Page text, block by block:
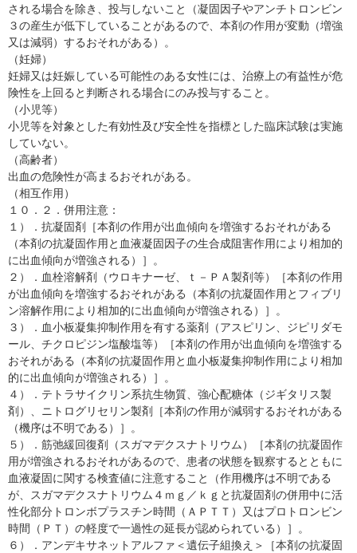
される場合を除き、投与しないこと（凝固因子やアンチトロンビン
３の産生が低下していることがあるので、本剤の作用が変動（増強
又は減弱）するおそれがある）。
（妊婦）
妊婦又は妊娠している可能性のある女性には、治療上の有益性が危
険性を上回ると判断される場合にのみ投与すること。
（小児等）
小児等を対象とした有効性及び安全性を指標とした臨床試験は実施
していない。
（高齢者）
出血の危険性が高まるおそれがある。
（相互作用）
１０．２．併用注意：
１）．抗凝固剤［本剤の作用が出血傾向を増強するおそれがある
（本剤の抗凝固作用と血液凝固因子の生合成阻害作用により相加的
に出血傾向が増強される）］。
２）．血栓溶解剤（ウロキナーゼ、ｔ－ＰＡ製剤等）［本剤の作用
が出血傾向を増強するおそれがある（本剤の抗凝固作用とフィブリ
ン溶解作用により相加的に出血傾向が増強される）］。
３）．血小板凝集抑制作用を有する薬剤（アスピリン、ジピリダモ
ール、チクロピジン塩酸塩等）［本剤の作用が出血傾向を増強する
おそれがある（本剤の抗凝固作用と血小板凝集抑制作用により相加
的に出血傾向が増強される）］。
４）．テトラサイクリン系抗生物質、強心配糖体（ジギタリス製
剤）、ニトログリセリン製剤［本剤の作用が減弱するおそれがある
（機序は不明である）］。
５）．筋弛緩回復剤（スガマデクスナトリウム）［本剤の抗凝固作
用が増強されるおそれがあるので、患者の状態を観察するとともに
血液凝固に関する検査値に注意すること（作用機序は不明である
が、スガマデクスナトリウム４ｍｇ／ｋｇと抗凝固剤の併用中に活
性化部分トロンボプラスチン時間（ＡＰＴＴ）又はプロトロンビン
時間（ＰＴ）の軽度で一過性の延長が認められている）］。
６）．アンデキサネットアルファ＜遺伝子組換え＞［本剤の抗凝固